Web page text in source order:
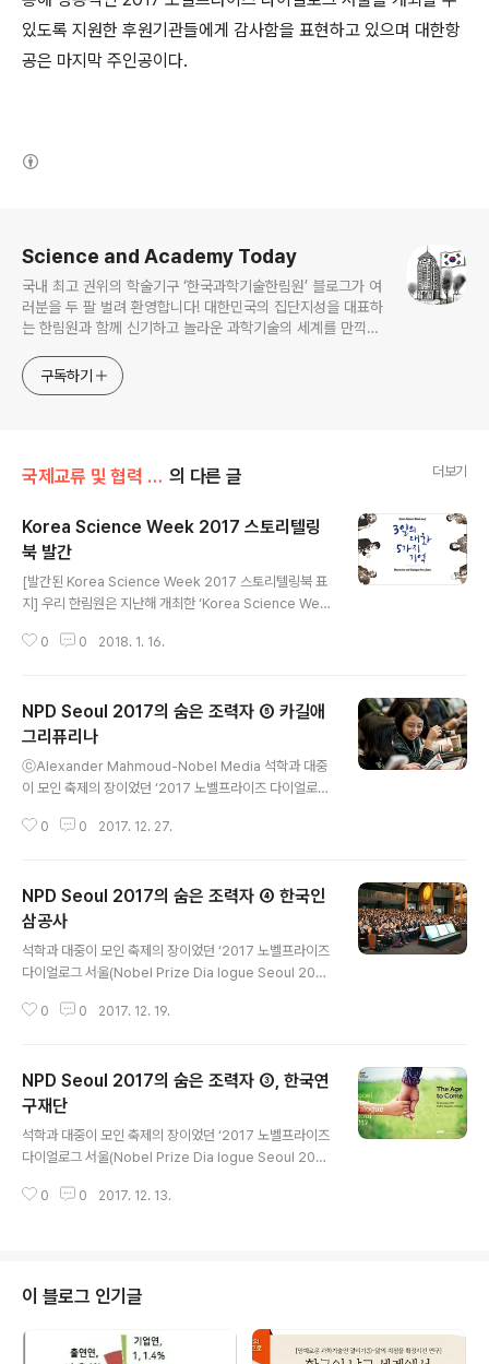
있도록 지원한 후원기관들에게 감사함을 표현하고 있으며 대한항
공은 마지막 주인공이다.
Science and Academy Today
국내 최고 권위의 학술기구 ‘한국과학기술한림원’ 블로그가 여
러분을 두 팔 벌려 환영합니다! 대한민국의 집단지성을 대표하
는 한림원과 함께 신기하고 놀라운 과학기술의 세계를 만끽하
구독하기
국제교류 및 협력 증진/Korea Science Week 2017 의 다른 글 더보기
Korea Science Week 2017 스토리텔링
북 발간
[발간된 Korea Science Week 2017 스토리텔링북 표
지] 우리 한림원은 지난해 개최한 ‘Korea Science Wee
록집 ‘3일의 대화, 5가지 기억’을 발간했다. 우리 한림원은
른 성격의 행사, 2017 노벨프라이즈 다이얼로그 서울(No
bel Prize Dialogue Seoul 2017), 2017 세계과학한
림원서울포럼(IASSF 2017), 영 사이언티스츠 토크(You
ng Scientists Talk 2017) 등 3개를 연달아 개최한 바
국에..
0 0 2018. 1. 16.
NPD Seoul 2017의 숨은 조력자 ⑤ 카길애
그리퓨리나
ⓒAlexander Mahmoud-Nobel Media 석학과 대중
이 모인 축제의 장이었던 ‘2017 노벨프라이즈 다이얼로그
0월 30일 1100여명의 청중을 사로잡으며 성공리에 막을
해 과학기술의 중요성을 국민과 공유했다는 점에서 의미가
깊다. 한국과학기술한림원은 이번 행사의 후원기관으로서
이러한 혁신적인 행사를 개최할 수 있 도록 지원한 삼성전
자, 한국과학창의재단, 한국연구재단, 한국인삼공사, 카길
애그리퓨리나, 대한항공 등을 매주 주간 한림원소식을 통
해 다시 한 번 소개한다. 우리 한림원과 같은 건물을 사..
0 0 2017. 12. 27.
NPD Seoul 2017의 숨은 조력자 ④ 한국인
삼공사
석학과 대중이 모인 축제의 장이었던 ‘2017 노벨프라이즈
다이얼로그 서울(Nobel Prize Dia logue Seoul 201
공리에 막을 내렸 다. ‘The Age to Come'을 주제로 한
에서 의미가 깊다. 한국과학기술한림원은 이번 행사의 후
원기관으로서 이러한 혁신적인 행사를 개최할 수 있 도록
지원한 삼성전자, 한국과학창의재단, 한국연구재단, 한국
인삼공사, 카길애그리퓨리나, 대한항공 등을 매주 주간 한
림원소식을 통해 다시 한 번 소개한다. ‘2017 노벨프라이
즈 다이얼로그 서울’의 후원기관(Supporting Organiz..
0 0 2017. 12. 19.
NPD Seoul 2017의 숨은 조력자 ③, 한국연
구재단
석학과 대중이 모인 축제의 장이었던 ‘2017 노벨프라이즈
다이얼로그 서울(Nobel Prize Dia logue Seoul 201
공리에 막을 내렸 다. ‘The Age to Come'을 주제로 한
원기관으로서 이러한 혁신적인 행사를 개최할 수 있 도록
지원한 삼성전자, 한국과학창의재단, 한국연구재단, 한국
인삼공사, 카길애그리퓨리나, 대한항공 등을 매주 주간 한
림원소식을 통해 다시 한 번 소개한다. 우리나라의 대표적
0 0 2017. 12. 13.
이 블로그 인기글